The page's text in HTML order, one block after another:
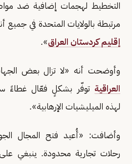
التخطيط لهجمات إضافية ضد
مرتبطة بالولايات المتحدة في جميع
إقليم كردستان العراق».
وأوضحت أنه «لا تزال بعض
العراقية توفّر بشكلٍ فعّال غطاءً
لهذه الميليشيات الإرهابية».
وأضافت: «أُعيد فتح المجال
رحلات تجارية محدودة. ينبغي على